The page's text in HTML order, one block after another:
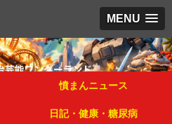
MENU
憤まんニュース
日記・健康・糖尿病